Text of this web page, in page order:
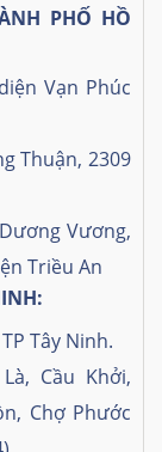
PHỐ HỒ
Vạn Phúc
Thuận, 2309
Vương,
Triều An
Tây Ninh.
Cầu Khởi,
Chợ Phước